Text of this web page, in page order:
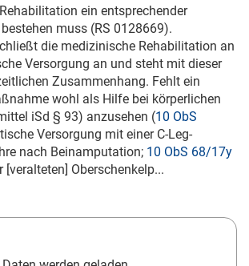
ein entsprechender
muss (RS 0128669).
die medizinische Rehabilitation an
Versorgung an und steht mit dieser
Zusammenhang. Fehlt ein
wohl als Hilfe bei körperlichen
iSd § 93) anzusehen (10 ObS
Versorgung mit einer C-Leg-
nach Beinamputation; 10 ObS 68/17y
[veralteten] Oberschenkelp...